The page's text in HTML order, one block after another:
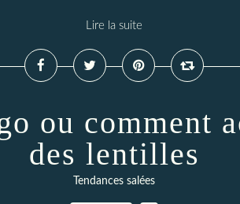
Lire la suite
ou comment
des lentilles
Tendances salées